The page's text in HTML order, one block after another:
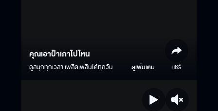
คุณเอาป้าเภาไปไหน
ดูสนุกทุกเวลา เพลิดเพลินได้ทุกวัน ดูเพิ่มเติม แชร์